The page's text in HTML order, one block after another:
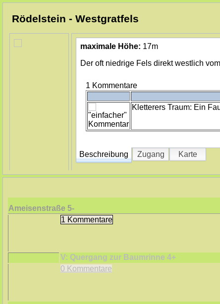
Rödelstein - Westgratfels
Beschreibung Zugang Karte
maximale Höhe: 17m
Der oft niedrige Fels direkt westlich
1 Kommentare
Kletterers Traum: Ein
Ameisenstraße 5-
1 Kommentare
V: Quergang zur Baumrinne 4+
0 Kommentare